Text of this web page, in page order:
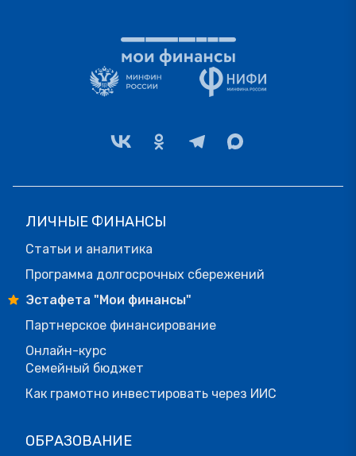
ЛИЧНЫЕ ФИНАНСЫ
Статьи и аналитика
Программа долгосрочных сбережений
Эстафета "Мои финансы"
Партнерское финансирование
Онлайн-курс
Семейный бюджет
Как грамотно инвестировать через ИИС
ОБРАЗОВАНИЕ